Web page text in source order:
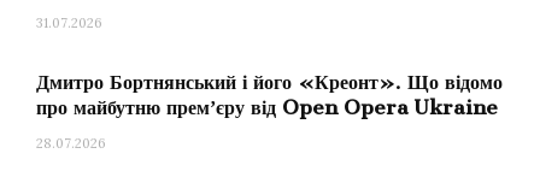
31.07.2026
Дмитро Бортнянський і його «Креонт». Що відомо
про майбутню премʼєру від Open Opera Ukraine
28.07.2026